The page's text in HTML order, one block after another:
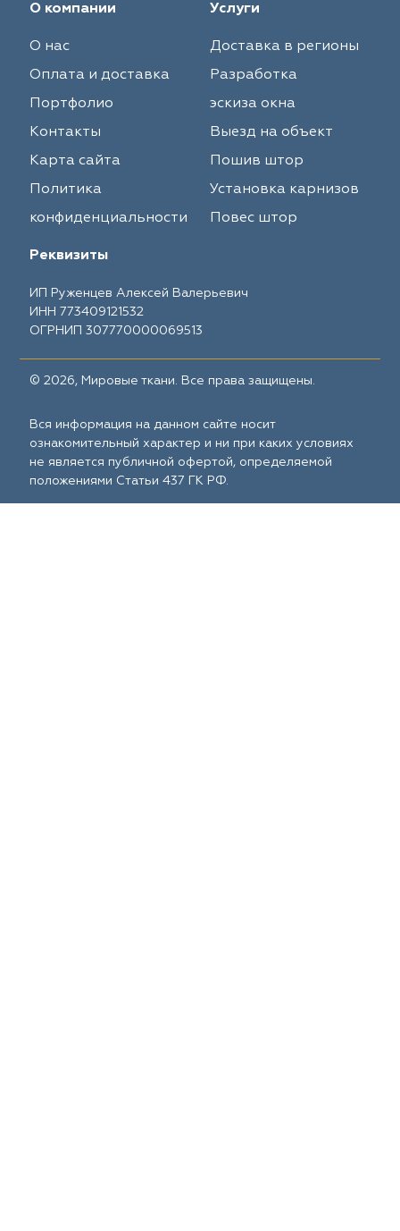
О компании
О нас
Оплата и доставка
Портфолио
Контакты
Карта сайта
Политика
конфиденциальности
Услуги
Доставка в регионы
Разработка
эскиза окна
Выезд на объект
Пошив штор
Установка карнизов
Повес штор
Реквизиты
ИП Руженцев Алексей Валерьевич
ИНН 773409121532
ОГРНИП 307770000069513
© 2026, Мировые ткани. Все права защищены.
Вся информация на данном сайте носит
ознакомительный характер и ни при каких условиях
не является публичной офертой, определяемой
положениями Статьи 437 ГК РФ.